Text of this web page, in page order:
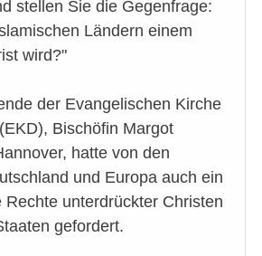
stellen Sie die Gegenfrage:
Ländern einem
wird?"
der Evangelischen Kirche
Bischöfin Margot
hatte von den
und Europa auch ein
Rechte unterdrückter Christen
gefordert.